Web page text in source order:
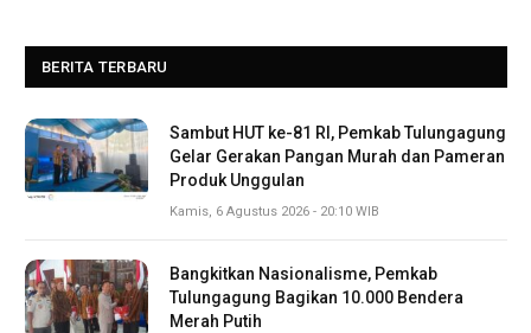
BERITA TERBARU
Sambut HUT ke-81 RI, Pemkab Tulungagung
Gelar Gerakan Pangan Murah dan Pameran
Produk Unggulan
Kamis, 6 Agustus 2026 - 20:10 WIB
Bangkitkan Nasionalisme, Pemkab
Tulungagung Bagikan 10.000 Bendera
Merah Putih